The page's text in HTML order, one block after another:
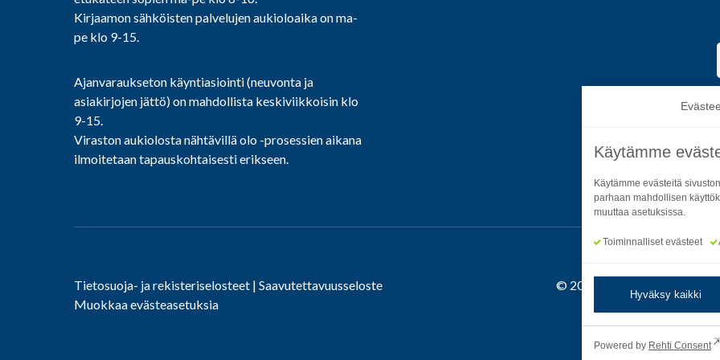
Käytämme
Käytämme evästeitä
parhaan mahdollisen
muuttaa asetuksissa.
Toiminnalliset evästeet
Hyväksy kaikki
Powered by Rehti Consent
Kirjaamon sähköisten palvelujen aukioloaika on ma-
pe klo 9-15.
Ajanvaraukseton käyntiasiointi (neuvonta ja
asiakirjojen jättö) on mahdollista keskiviikkoisin klo
9-15.
Viraston aukiolosta nähtävillä olo -prosessien aikana
ilmoitetaan tapauskohtaisesti erikseen.
Tietosuoja- ja rekisteriselosteet | Saavutettavuusseloste
Muokkaa evästeasetuksia
© 2026 Satakuntaliitto. All